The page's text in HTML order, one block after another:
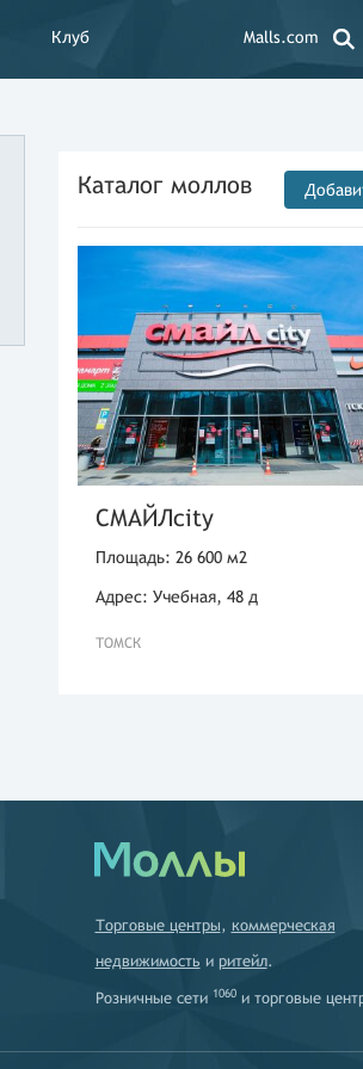
Клуб Malls.com
Каталог моллов
СМАЙЛcity
Площадь: 26 600 м2
Адрес: Учебная, 48 д
ТОМСК
Торговые центры, коммерческая
недвижимость и ритейл.
Розничные сети 1060и торговые